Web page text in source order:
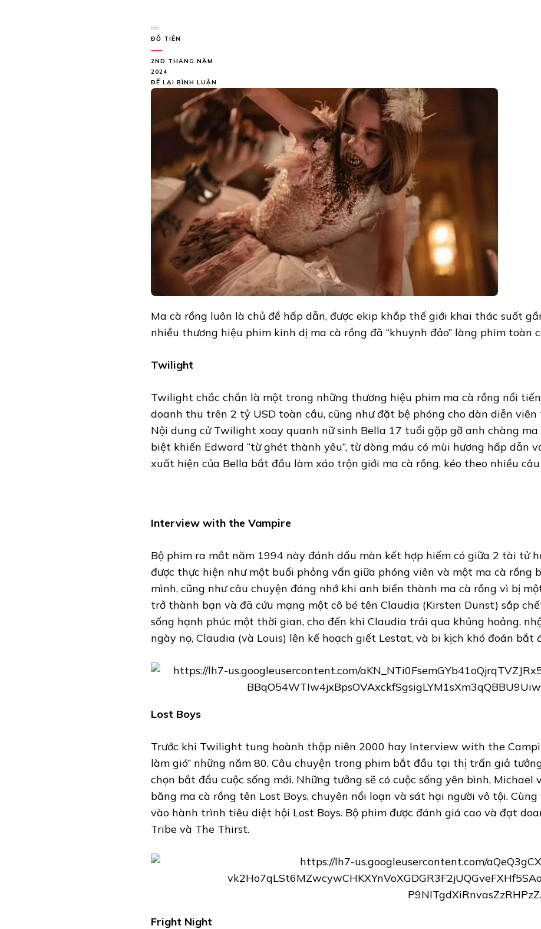
bởi
ĐỖ TIÊN
2ND THÁNG NĂM
2024
ĐỂ LẠI BÌNH LUẬN
LOẠT
PHIM
RỒNG
HẤP
MÀN
ẢNH:
THIẾU
SAO
ĐƯỢC
THƯƠNG
HIỆU
KIẾM
2
TỶ
USD
TOÀN
Ma cà rồng luôn là chủ đề hấp dẫn, được ekip khắp thế giới khai thác suốt
nhiều thương hiệu phim kinh dị ma cà rồng đã “khuynh đảo” làng phim
Twilight
Twilight chắc chắn là một trong những thương hiệu phim ma cà rồng nổi
doanh thu trên 2 tỷ USD toàn cầu, cũng như đặt bệ phóng cho dàn diễn
Nội dung cử Twilight xoay quanh nữ sinh Bella 17 tuổi gặp gỡ anh chàng
biệt khiến Edward “từ ghét thành yêu”, từ dòng máu có mùi hương hấp dẫn
xuất hiện của Bella bắt đầu làm xáo trộn giới ma cà rồng, kéo theo nhiều
Interview with the Vampire
Bộ phim ra mắt năm 1994 này đánh dấu màn kết hợp hiếm có giữa 2 tài tử
được thực hiện như một buổi phỏng vấn giữa phóng viên và một ma cà
mình, cũng như câu chuyện đáng nhớ khi anh biến thành ma cà rồng vì bị
trở thành bạn và đã cứu mạng một cô bé tên Claudia (Kirsten Dunst) sắp
sống hạnh phúc một thời gian, cho đến khi Claudia trải qua khủng hoảng,
ngày nọ, Claudia (và Louis) lên kế hoạch giết Lestat, và bi kịch khó đoán bắt
Lost Boys
Trước khi Twilight tung hoành thập niên 2000 hay Interview with the
làm gió” những năm 80. Câu chuyện trong phim bắt đầu tại thị trấn giả
chọn bắt đầu cuộc sống mới. Những tưởng sẽ có cuộc sống yên bình,
băng ma cà rồng tên Lost Boys, chuyên nổi loạn và sát hại người vô tội.
vào hành trình tiêu diệt hội Lost Boys. Bộ phim được đánh giá cao và đạt
Tribe và The Thirst.
Fright Night